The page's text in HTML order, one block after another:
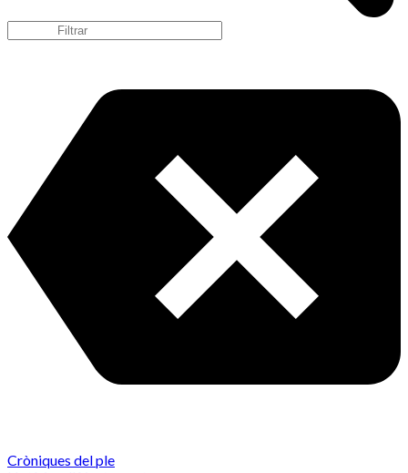
Cròniques del ple